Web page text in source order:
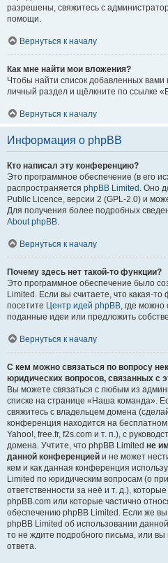
разрешены, свяжитесь с
помощи.
Вернуться к началу
Как мне найти мои вложения?
Чтобы найти список добавленных
личный раздел и щёлкните по ссылке
Вернуться к началу
Информация о phpBB
Кто написал эту конференцию?
Это программное обеспечение (в его
распространяется phpBB Limited . Оно
Public Licence, версии 2 (GPL-2.0) и
Для получения более подробных
About phpBB.
Вернуться к началу
Почему здесь нет такой-то функции?
Это программное обеспечение было
Limited. Если вы считаете, что какая-
посетите Центр идей phpBB, где можно
поданные идеи или предложить
Вернуться к началу
С кем можно связаться по вопросу
юридических вопросов, связанных с
Вы можете связаться с любым из
списке на странице «Наша команда».
свяжитесь с владельцем домена
конференция находится на
Yahoo!, free.fr, f2s.com и т. п.), с
домена. Учтите, что phpBB Limited не
данной конференцией и не может
кем и как данная конференция
Limited по юридическим вопросам (о
ответственности за неё и т. д.), которые
phpBB.com или которые частично
обеспечению phpBB Limited. Если же
phpBB Limited об использовании
то не ждите подробного письма, или
ответа.